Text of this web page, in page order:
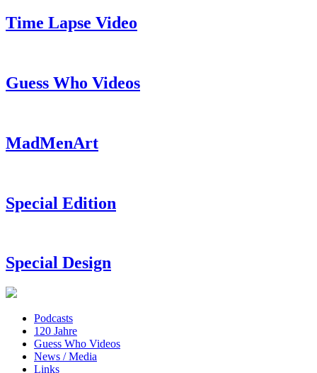
Time Lapse Video
Guess Who Videos
MadMenArt
Special Edition
Special Design
Podcasts
120 Jahre
Guess Who Videos
News / Media
Links